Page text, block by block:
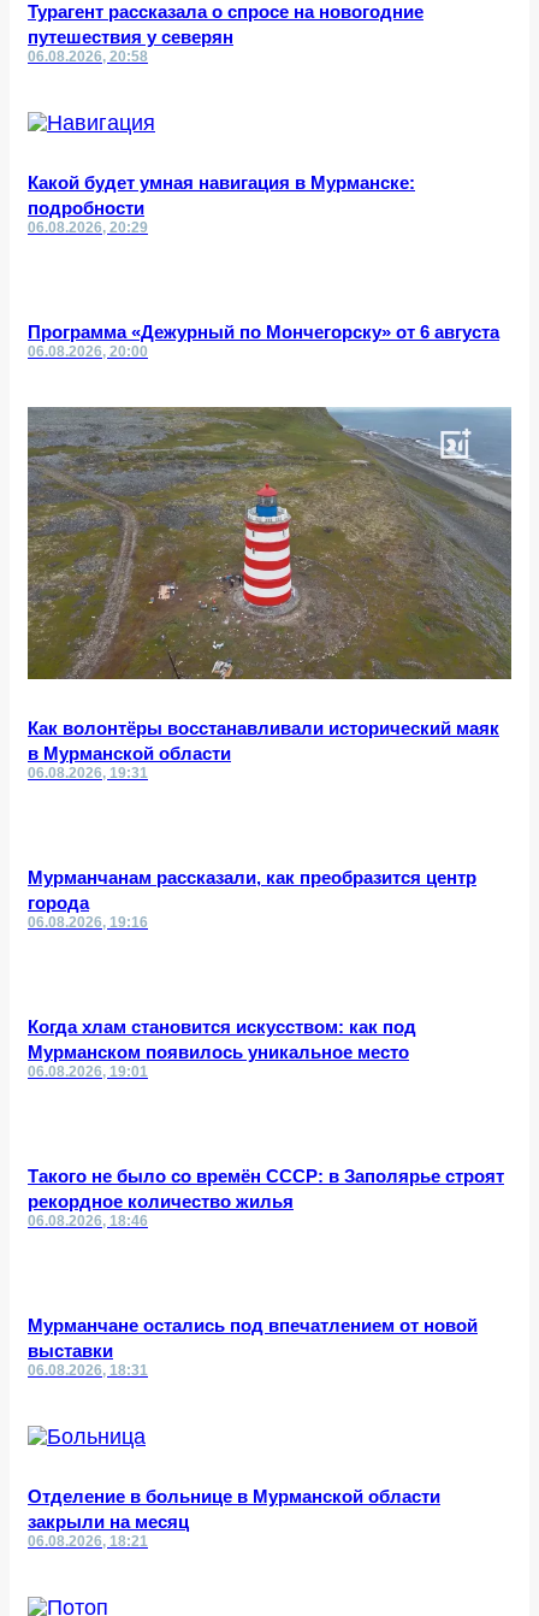
Турагент рассказала о спросе на новогодние
путешествия у северян
06.08.2026, 20:58
Какой будет умная навигация в Мурманске:
подробности
06.08.2026, 20:29
Программа «Дежурный по Мончегорску» от 6 августа
06.08.2026, 20:00
Как волонтёры восстанавливали исторический маяк
в Мурманской области
06.08.2026, 19:31
Мурманчанам рассказали, как преобразится центр
города
06.08.2026, 19:16
Когда хлам становится искусством: как под
Мурманском появилось уникальное место
06.08.2026, 19:01
Такого не было со времён СССР: в Заполярье строят
рекордное количество жилья
06.08.2026, 18:46
Мурманчане остались под впечатлением от новой
выставки
06.08.2026, 18:31
Отделение в больнице в Мурманской области
закрыли на месяц
06.08.2026, 18:21